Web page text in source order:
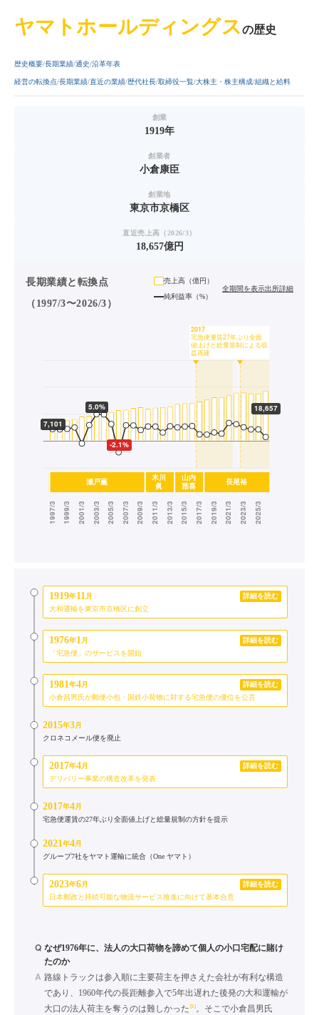
ヤマトホールディングスの歴史
歴史概要 長期業績 通史 沿革年表
経営の転換点 長期業績 直近の業績 歴代社長 取締役一覧 大株主・株主構成 組織と給料
創業
1919年
創業者
小倉康臣
創業地
東京市京橋区
直近売上高（2026/3）
18,657億円
長期業績と転換点
（1997/3〜2026/3）
売上高（億円）
純利益率（%）
全期間を表示出所詳細
1919年11月
詳細を読む
大和運輸を東京市京橋区に創立
1976年1月
詳細を読む
「宅急便」のサービスを開始
1981年4月
詳細を読む
小倉昌男氏が郵便小包・国鉄小荷物に対する宅急便の優位を公言
2015年3月
クロネコメール便を廃止
2017年4月
詳細を読む
デリバリー事業の構造改革を発表
2017年4月
宅急便運賃の27年ぶり全面値上げと総量規制の方針を提示
2021年4月
グループ7社をヤマト運輸に統合（One ヤマト）
2023年6月
詳細を読む
日本郵政と持続可能な物流サービス推進に向けて基本合意
Q なぜ1976年に、法人の大口荷物を諦めて個人の小口宅配に賭け
たのか
A 路線トラックは参入順に主要荷主を押さえた会社が有利な構造
であり、1960年代の長距離参入で5年出遅れた後発の大和運輸が
大口の法人荷主を奪うのは難しかった [1]。そこで小倉昌男氏